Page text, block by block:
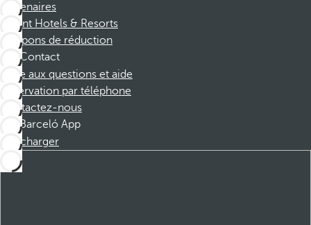
Partenaires
Dorint Hotels & Resorts
Coupons de réduction
Contact
Foire aux questions et aide
Réservation par téléphone
Contactez-nous
Barceló App
Télécharger